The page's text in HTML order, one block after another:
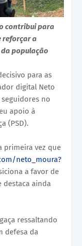
contribui para
reforçar a
população
para as
digital Neto
no
apoio à
(PSD).
primeira vez que
neto_moura?
a favor de
destaca ainda
ressaltando
defesa da